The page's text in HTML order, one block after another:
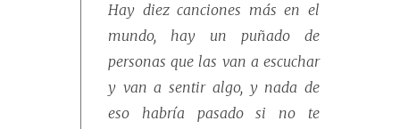
Hay diez canciones más en el
mundo, hay un puñado de
personas que las van a escuchar
y van a sentir algo, y nada de
eso habría pasado si no te